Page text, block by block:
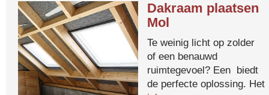
Dakraam plaatsen
Mol
Te weinig licht op zolder
of een benauwd
ruimtegevoel? Een biedt
de perfecte oplossing. Het